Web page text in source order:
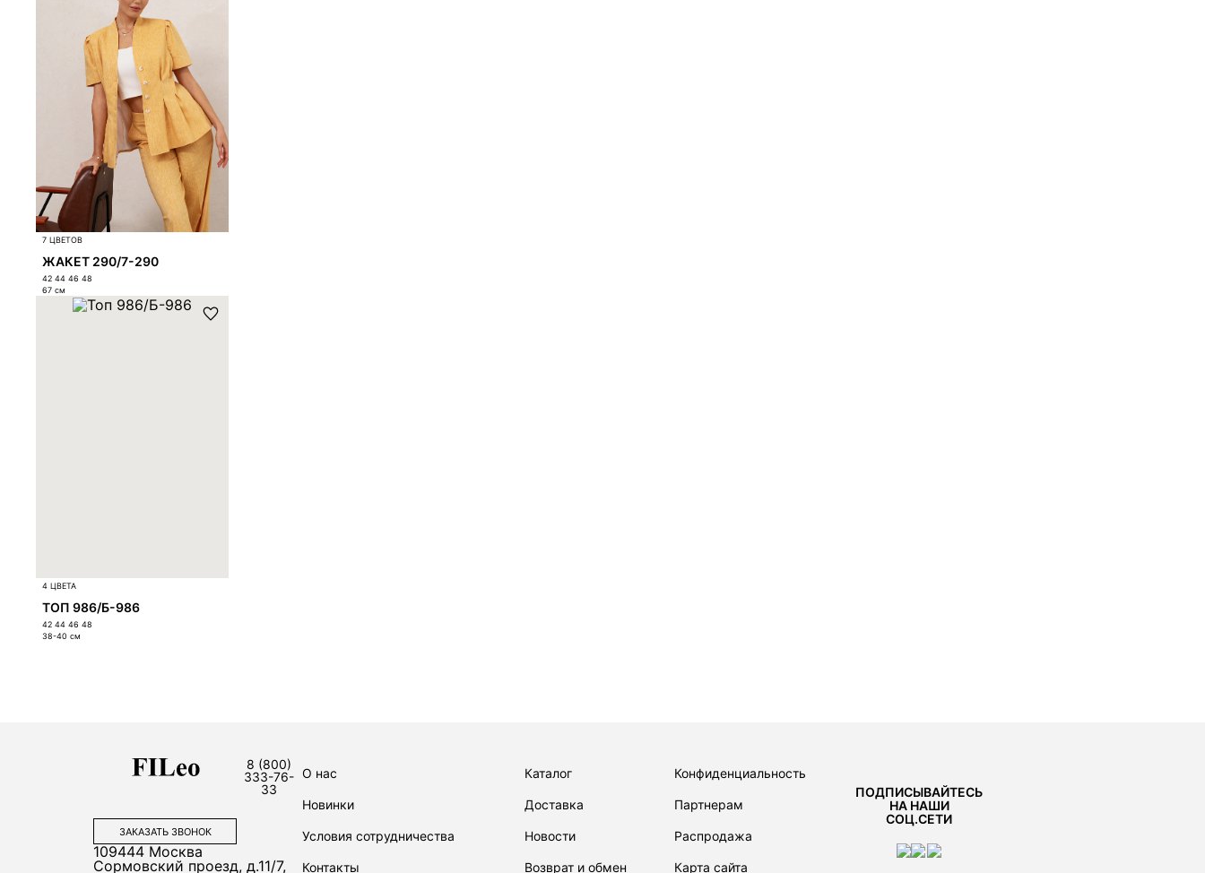
7 ЦВЕТОВ
ЖАКЕТ 290/7-290
42 44 46 48
67 см
4 ЦВЕТА
ТОП 986/Б-986
42 44 46 48
38-40 см
ПОДПИСЫВАЙТЕСЬ
НА НАШИ
СОЦ.СЕТИ
О нас Каталог Конфиденциальность
Новинки Доставка Партнерам
Условия сотрудничества Новости Распродажа
Контакты Возврат и обмен Карта сайта
8 (800)
333-76-
33
ЗАКАЗАТЬ ЗВОНОК
109444 Москва
Сормовский проезд, д.11/7,